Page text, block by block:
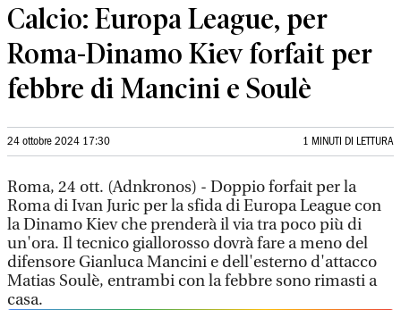
Calcio: Europa League, per
Roma-Dinamo Kiev forfait per
febbre di Mancini e Soulè
24 ottobre 2024 17:30 1 MINUTI DI LETTURA
Roma, 24 ott. (Adnkronos) - Doppio forfait per la
Roma di Ivan Juric per la sfida di Europa League con
la Dinamo Kiev che prenderà il via tra poco più di
un'ora. Il tecnico giallorosso dovrà fare a meno del
difensore Gianluca Mancini e dell'esterno d'attacco
Matias Soulè, entrambi con la febbre sono rimasti a
casa.